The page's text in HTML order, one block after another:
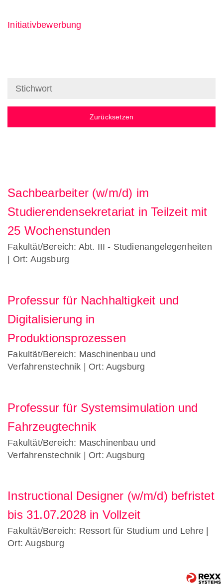
Initiativbewerbung
Zurücksetzen
Sachbearbeiter (w/m/d) im
Studierendensekretariat in Teilzeit mit
25 Wochenstunden
Fakultät/Bereich: Abt. III - Studienangelegenheiten
| Ort: Augsburg
Professur für Nachhaltigkeit und
Digitalisierung in
Produktionsprozessen
Fakultät/Bereich: Maschinenbau und
Verfahrenstechnik | Ort: Augsburg
Professur für Systemsimulation und
Fahrzeugtechnik
Fakultät/Bereich: Maschinenbau und
Verfahrenstechnik | Ort: Augsburg
Instructional Designer (w/m/d) befristet
bis 31.07.2028 in Vollzeit
Fakultät/Bereich: Ressort für Studium und Lehre |
Ort: Augsburg